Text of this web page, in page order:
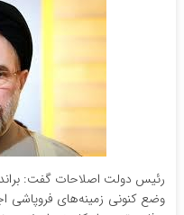
رئیس دولت اصلاحات گفت:
وضع کنونی زمینه‌های فروپاشی